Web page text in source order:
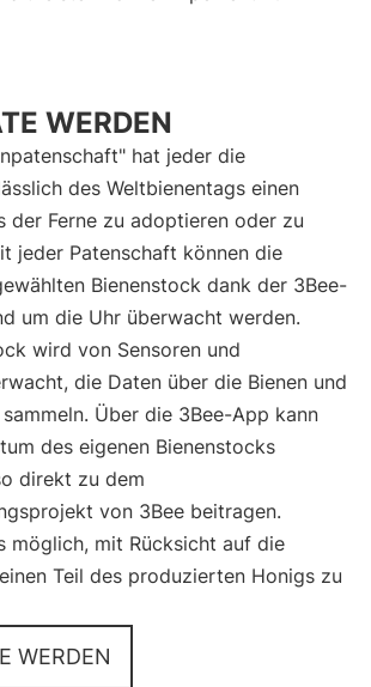
WERDEN
hat jeder die
des Weltbienentags einen
der Ferne zu adoptieren oder zu
jeder Patenschaft können die
Bienenstock dank der 3Bee-
um die Uhr überwacht werden.
wird von Sensoren und
die Daten über die Bienen und
Über die 3Bee-App kann
des eigenen Bienenstocks
direkt zu dem
von 3Bee beitragen.
möglich, mit Rücksicht auf die
Teil des produzierten Honigs zu
WERDEN